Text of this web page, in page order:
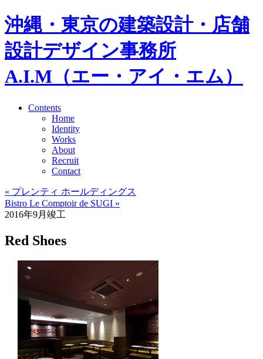
沖縄・東京の建築設計・店舗
設計デザイン事務所
A.I.M（エー・アイ・エム）
Contents
Home
Identity
Works
About
Recruit
Contact
« プレンティ ホールディングス
Bistro Le Comptoir de SUGI »
2016年9月竣工
Red Shoes